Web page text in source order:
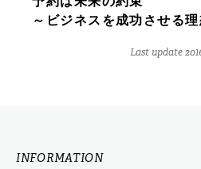
～ビジネスを成功させる
Last update
INFORMATION